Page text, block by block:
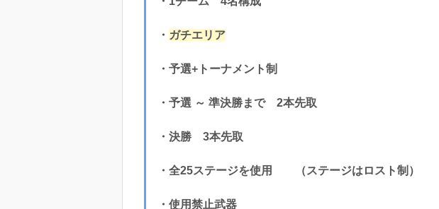
・ ガチエリア
・予選+トーナメント制
・予選 ～ 準決勝まで 2本先取
・決勝 3本先取
・全25ステージを使用 （ステージはロスト制）
・使用禁止武器